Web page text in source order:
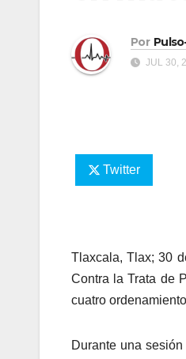
Por
JUL 30,
Twitter
Tlaxcala, Tlax; 30
Contra la Trata de
cuatro
Durante una